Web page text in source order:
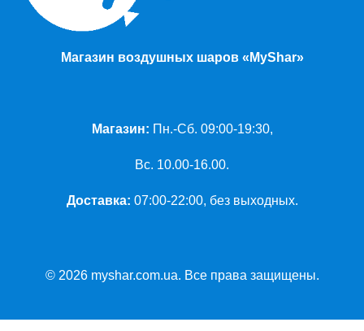
Магазин воздушных шаров «MyShar»
Магазин: Пн.-Сб. 09:00-19:30,
Вс. 10.00-16.00.
Доставка: 07:00-22:00, без выходных.
© 2026 myshar.com.ua. Все права защищены.